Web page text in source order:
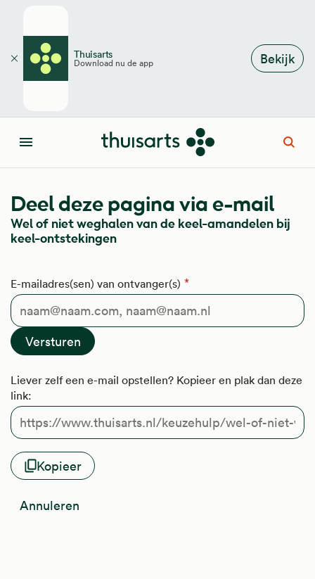
Thuisarts
Download nu de app Bekijk
Sluiten
Menu
Deel deze pagina via e-mail
Wel of niet weghalen van de keel-amandelen bij
keel-ontstekingen
E-mailadres(sen) van ontvanger(s)
Liever zelf een e-mail opstellen? Kopieer en plak dan deze
link:
Kopieer
Annuleren